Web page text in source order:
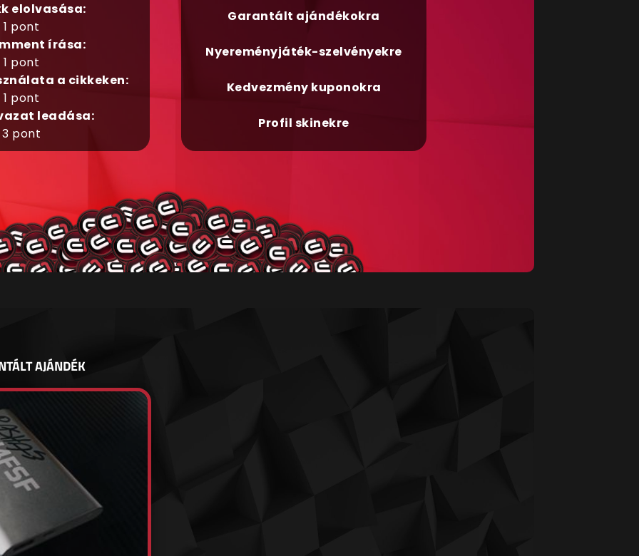
elolvasása:
1 pont
írása:
1 pont
a cikkeken:
1 pont
leadása:
3 pont
Garantált ajándékokra
Nyereményjáték-szelvényekre
Kedvezmény kuponokra
Profil skinekre
AJÁNDÉK